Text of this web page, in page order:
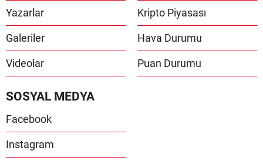
Yazarlar
Galeriler
Videolar
Kripto Piyasası
Hava Durumu
Puan Durumu
SOSYAL MEDYA
Facebook
Instagram